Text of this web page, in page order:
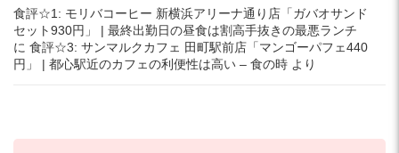
食評☆1: モリバコーヒー 新横浜アリーナ通り店「ガバオサンド
セット930円」 | 最終出勤日の昼食は割高手抜きの最悪ランチ
に 食評☆3: サンマルクカフェ 田町駅前店「マンゴーパフェ440
円」 | 都心駅近のカフェの利便性は高い – 食の時 より